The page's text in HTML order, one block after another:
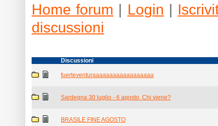
Home forum | Login |
discussioni
Discussioni
fuerteventuraaaaaaaaaaaaaaaaaa
Sardegna 30 luglio - 6 agosto. Chi viene?
BRASILE FINE AGOSTO